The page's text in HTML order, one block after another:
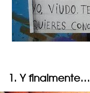
1. Y finalmente…